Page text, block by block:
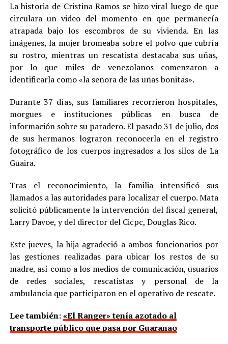
La historia de Cristina Ramos se hizo viral luego de que
circulara un video del momento en que permanecía
atrapada bajo los escombros de su vivienda. En las
imágenes, la mujer bromeaba sobre el polvo que cubría
su rostro, mientras un rescatista destacaba sus uñas,
por lo que miles de venezolanos comenzaron a
identificarla como «la señora de las uñas bonitas».
Durante 37 días, sus familiares recorrieron hospitales,
morgues e instituciones públicas en busca de
información sobre su paradero. El pasado 31 de julio, dos
de sus hermanos lograron reconocerla en el registro
fotográfico de los cuerpos ingresados a los silos de La
Guaira.
Tras el reconocimiento, la familia intensificó sus
llamados a las autoridades para localizar el cuerpo. Mata
solicitó públicamente la intervención del fiscal general,
Larry Davoe, y del director del Cicpc, Douglas Rico.
Este jueves, la hija agradeció a ambos funcionarios por
las gestiones realizadas para ubicar los restos de su
madre, así como a los medios de comunicación, usuarios
de redes sociales, rescatistas y personal de la
ambulancia que participaron en el operativo de rescate.
Lee también:«El Ranger» tenía azotado al
transporte público que pasa por Guaranao